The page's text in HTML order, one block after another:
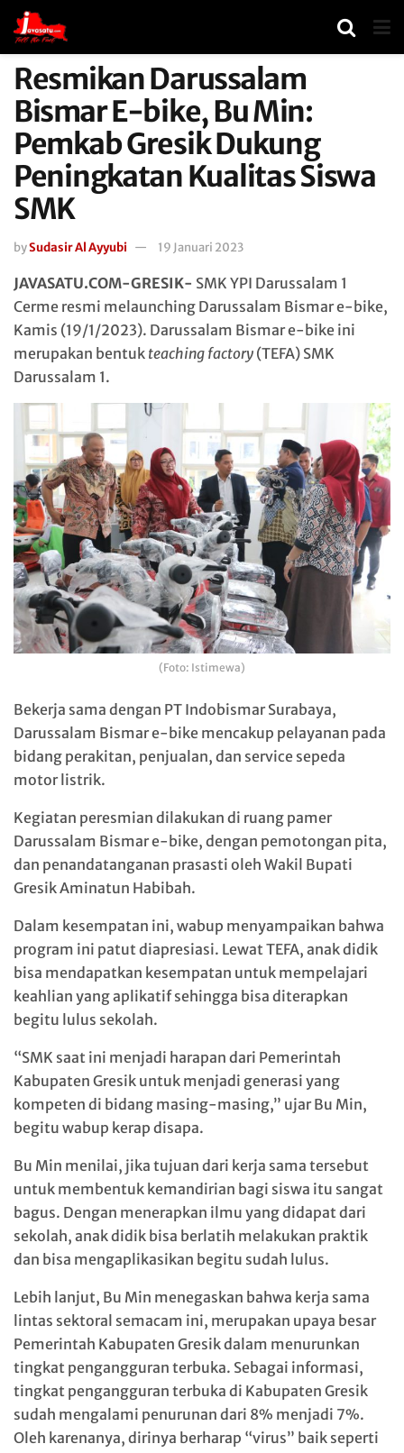
Resmikan Darussalam
Bismar E-bike, Bu Min:
Pemkab Gresik Dukung
Peningkatan Kualitas Siswa
SMK
bySudasir Al Ayyubi 19 Januari 2023
JAVASATU.COM-GRESIK- SMK YPI Darussalam 1
Cerme resmi melaunching Darussalam Bismar e-bike,
Kamis (19/1/2023). Darussalam Bismar e-bike ini
merupakan bentuk teaching factory (TEFA) SMK
Darussalam 1.
(Foto: Istimewa)
Bekerja sama dengan PT Indobismar Surabaya,
Darussalam Bismar e-bike mencakup pelayanan pada
bidang perakitan, penjualan, dan service sepeda
motor listrik.
Kegiatan peresmian dilakukan di ruang pamer
Darussalam Bismar e-bike, dengan pemotongan pita,
dan penandatanganan prasasti oleh Wakil Bupati
Gresik Aminatun Habibah.
Dalam kesempatan ini, wabup menyampaikan bahwa
program ini patut diapresiasi. Lewat TEFA, anak didik
bisa mendapatkan kesempatan untuk mempelajari
keahlian yang aplikatif sehingga bisa diterapkan
begitu lulus sekolah.
“SMK saat ini menjadi harapan dari Pemerintah
Kabupaten Gresik untuk menjadi generasi yang
kompeten di bidang masing-masing,” ujar Bu Min,
begitu wabup kerap disapa.
Bu Min menilai, jika tujuan dari kerja sama tersebut
untuk membentuk kemandirian bagi siswa itu sangat
bagus. Dengan menerapkan ilmu yang didapat dari
sekolah, anak didik bisa berlatih melakukan praktik
dan bisa mengaplikasikan begitu sudah lulus.
Lebih lanjut, Bu Min menegaskan bahwa kerja sama
lintas sektoral semacam ini, merupakan upaya besar
Pemerintah Kabupaten Gresik dalam menurunkan
tingkat pengangguran terbuka. Sebagai informasi,
tingkat pengangguran terbuka di Kabupaten Gresik
sudah mengalami penurunan dari 8% menjadi 7%.
Oleh karenanya, dirinya berharap “virus” baik seperti